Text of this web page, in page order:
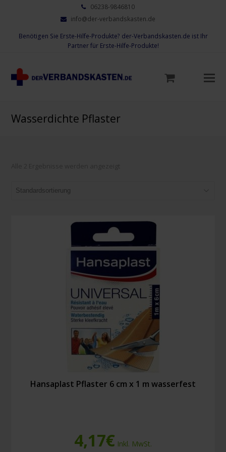
06238-9846810
info@der-verbandskasten.de
Benötigen Sie Erste-Hilfe-Produkte? der-Verbandskasten.de ist Ihr
Partner für Erste-Hilfe-Produkte!
Wasserdichte Pflaster
Hansaplast Pflaster 6 cm x 1 m wasserfest
4,17€ Inkl. MwSt.